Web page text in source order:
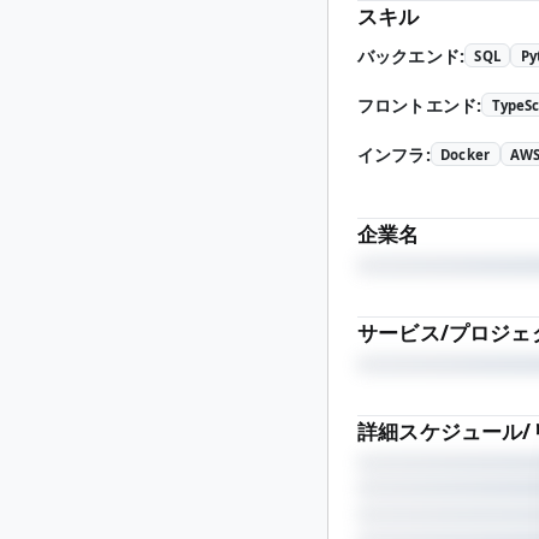
スキル
バックエンド: SQL
フロントエンド:
インフラ: Docker
企業名
サービス/プロジェ
詳細スケジュール/